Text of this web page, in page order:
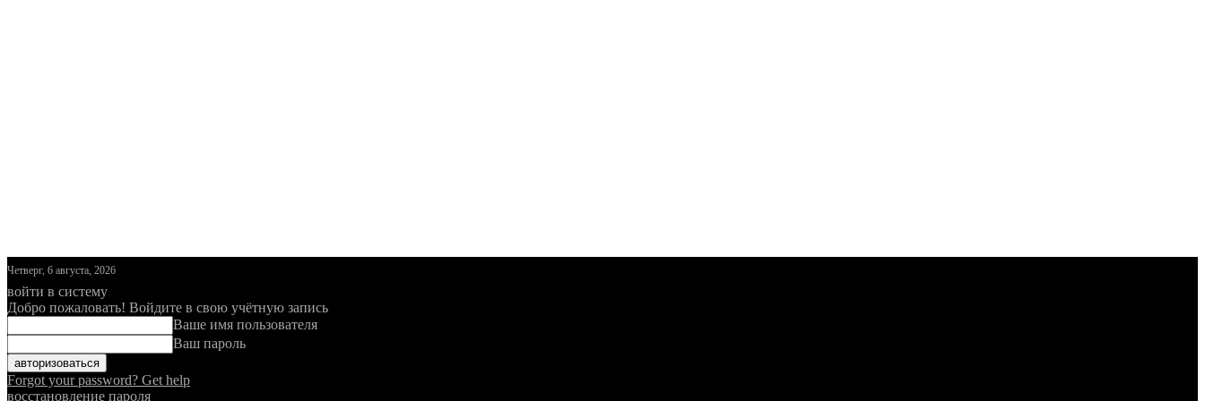
Четверг, 6 августа, 2026
войти в систему
Добро пожаловать! Войдите в свою учётную запись
Ваше имя пользователя
Ваш пароль
Forgot your password? Get help
восстановление пароля